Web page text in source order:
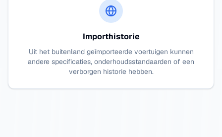
Importhistorie
Uit het buitenland geïmporteerde voertuigen kunnen
andere specificaties, onderhoudsstandaarden of een
verborgen historie hebben.